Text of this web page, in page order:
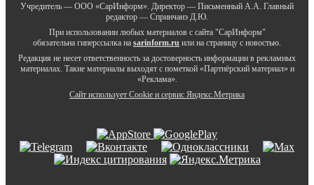
Учредитель — ООО «СарИнформ». Директор — Письменный А.А. Главный
редактор — Спринчанэ Д.Ю.
При использовании любых материалов с сайта "СарИнформ"
обязательна гиперссылка на sarinform.ru или на страницу с новостью.
Редакция не несет ответственность за достоверность информации в рекламных
материалах. Такие материалы выходят с пометкой «Партнёрский материал» и
«Реклама».
Сайт использует Cookie и сервиc Яндекс.Метрика